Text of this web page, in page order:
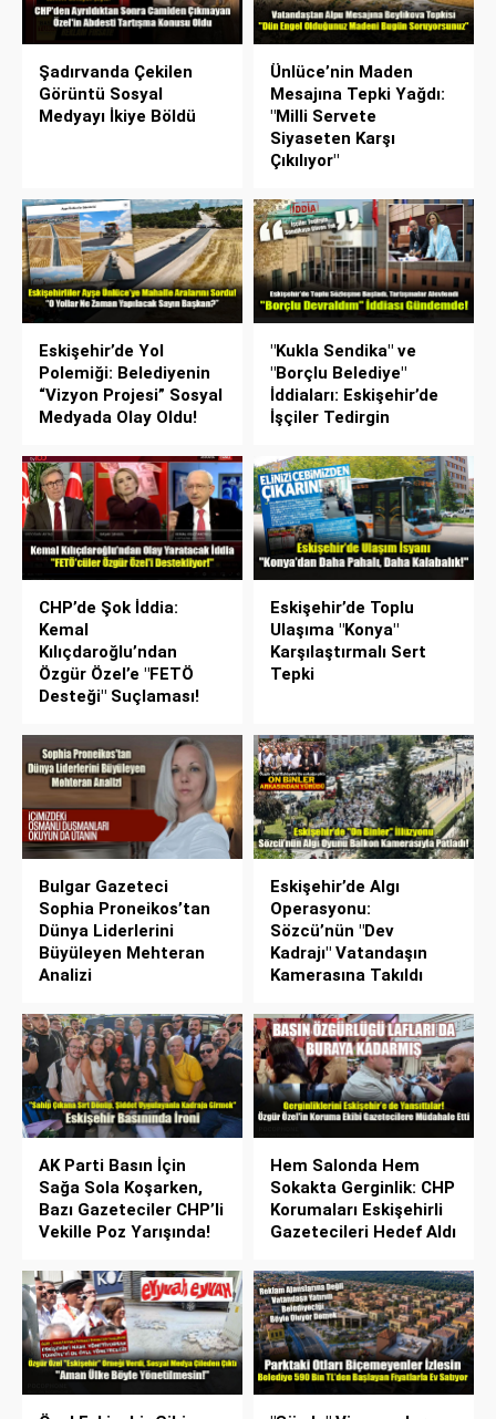
Şadırvanda Çekilen
Görüntü Sosyal
Medyayı İkiye Böldü
Ünlüce’nin Maden
Mesajına Tepki Yağdı:
"Milli Servete
Siyaseten Karşı
Çıkılıyor"
Eskişehir’de Yol
Polemiği: Belediyenin
“Vizyon Projesi” Sosyal
Medyada Olay Oldu!
"Kukla Sendika" ve
"Borçlu Belediye"
İddiaları: Eskişehir’de
İşçiler Tedirgin
CHP’de Şok İddia:
Kemal
Kılıçdaroğlu’ndan
Özgür Özel’e "FETÖ
Desteği" Suçlaması!
Eskişehir’de Toplu
Ulaşıma "Konya"
Karşılaştırmalı Sert
Tepki
Bulgar Gazeteci
Sophia Proneikos’tan
Dünya Liderlerini
Büyüleyen Mehteran
Analizi
Eskişehir’de Algı
Operasyonu:
Sözcü’nün "Dev
Kadrajı" Vatandaşın
Kamerasına Takıldı
AK Parti Basın İçin
Sağa Sola Koşarken,
Bazı Gazeteciler CHP’li
Vekille Poz Yarışında!
Hem Salonda Hem
Sokakta Gerginlik: CHP
Korumaları Eskişehirli
Gazetecileri Hedef Aldı